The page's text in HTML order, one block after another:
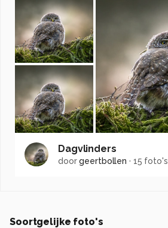
Dagvlinders
doorgeertbollen · 15 foto's
Soortgelijke foto's